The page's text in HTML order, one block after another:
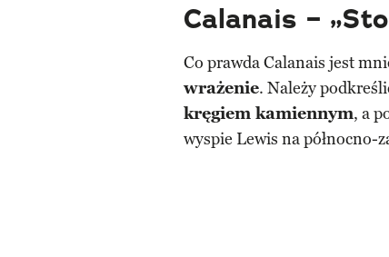
Calanais –
Co prawda Calanais jest
wrażenie. Należy
kręgiem kamiennym, a
wyspie Lewis na północno-